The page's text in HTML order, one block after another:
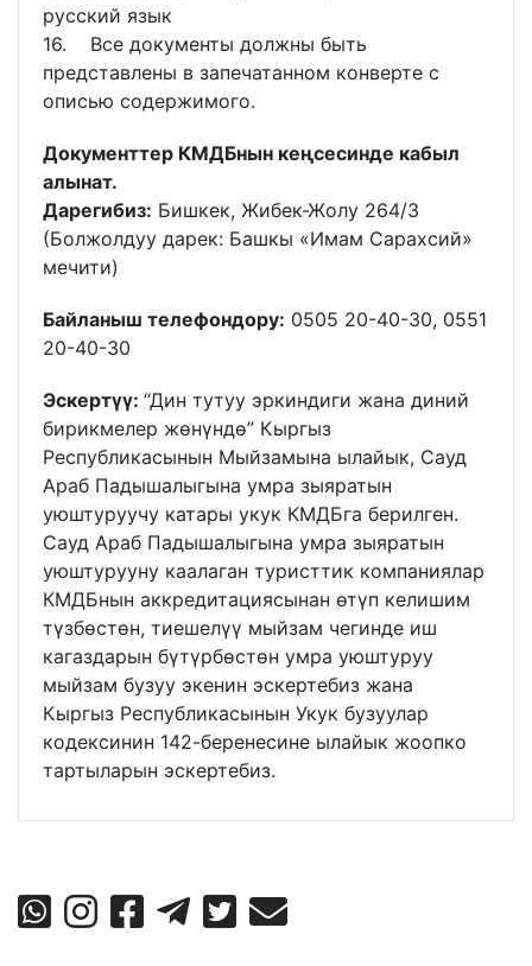
русский язык
16. Все документы должны быть
представлены в запечатанном конверте с
описью содержимого.
Документтер КМДБнын кеңсесинде кабыл
алынат.
Дарегибиз: Бишкек, Жибек-Жолу 264/3
(Болжолдуу дарек: Башкы «Имам Сарахсий»
мечити)
Байланыш телефондору: 0505 20-40-30, 0551
20-40-30
Эскертүү: “Дин тутуу эркиндиги жана диний
бирикмелер жөнүндө” Кыргыз
Республикасынын Мыйзамына ылайык, Сауд
Араб Падышалыгына умра зыяратын
уюштуруучу катары укук КМДБга берилген.
Сауд Араб Падышалыгына умра зыяратын
уюштурууну каалаган туристтик компаниялар
КМДБнын аккредитациясынан өтүп келишим
түзбөстөн, тиешелүү мыйзам чегинде иш
кагаздарын бүтүрбөстөн умра уюштуруу
мыйзам бузуу экенин эскертебиз жана
Кыргыз Республикасынын Укук бузуулар
кодексинин 142-беренесине ылайык жоопко
тартыларын эскертебиз.